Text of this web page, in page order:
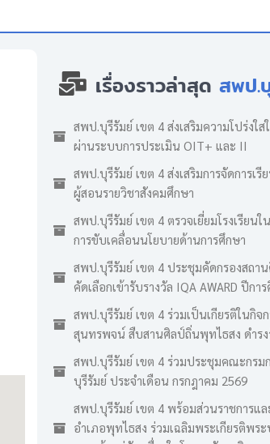
เรื่องราวล่าสุด สพป.
สพป.บุรีรัมย์ เขต 4 ส่งเสริมความโปร่งใส
ผ่านระบบการประเมิน OIT+ และ II
สพป.บุรีรัมย์ เขต 4 ส่งเสริมการจัดการเรี
ผู้สอนรายวิชาสังคมศึกษา
สพป.บุรีรัมย์ เขต 4 ตรวจเยี่ยมโรงเรียน
การขับเคลื่อนนโยบายด้านการศึกษา
สพป.บุรีรัมย์ เขต 4 ประชุมคัดกรองสถา
คัดเลือกเข้ารับรางวัล IQA AWARD ปีกา
สพป.บุรีรัมย์ เขต 4 ร่วมเป็นเกียรติในกิจ
สุนทรพจน์ สืบสานศิลป์ถิ่นพุทไธสง ดำร
สพป.บุรีรัมย์ เขต 4 ร่วมประชุมคณะกรม
บุรีรัมย์ ประจำเดือน กรกฎาคม 2569
สพป.บุรีรัมย์ เขต 4 พร้อมส่วนราชการแ
อำเภอพุทไธสง ร่วมเฉลิมพระเกียรติพร